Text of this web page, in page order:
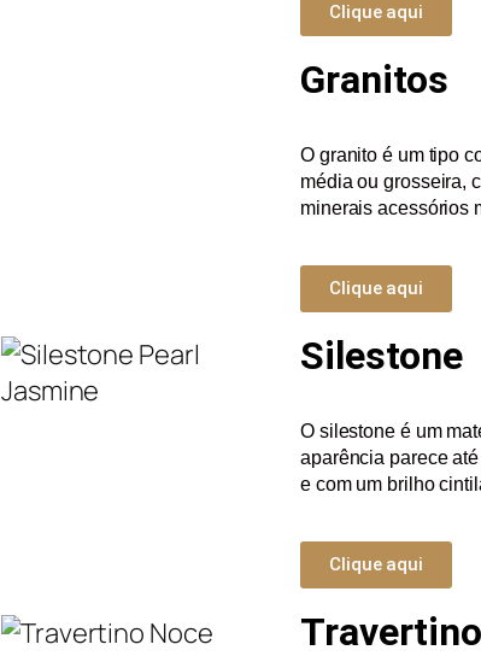
Clique aqui
Granitos
O granito é um tipo
média ou grosseira,
minerais acessórios
Clique aqui
Silestone
O silestone é um
aparência parece
e com um brilho
Clique aqui
Travertino